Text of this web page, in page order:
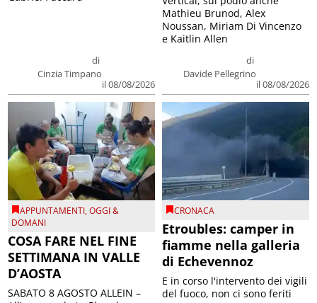
di
Cinzia Timpano
il 08/08/2026
di
Davide Pellegrino
il 08/08/2026
Mathieu Brunod, Alex
Noussan, Miriam Di Vincenzo
e Kaitlin Allen
APPUNTAMENTI,OGGI &
DOMANI
COSA FARE NEL FINE
SETTIMANA IN VALLE
D’AOSTA
SABATO 8 AGOSTO ALLEIN –
CRONACA
Etroubles: camper in
fiamme nella galleria
di Echevennoz
E in corso l'intervento dei vigili
del fuoco, non ci sono feriti